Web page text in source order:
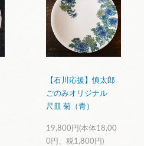
【石川応援】慎太郎
ごのみオリジナル
尺皿 菊（青）
19,800円(本体18,00
0円、税1,800円)